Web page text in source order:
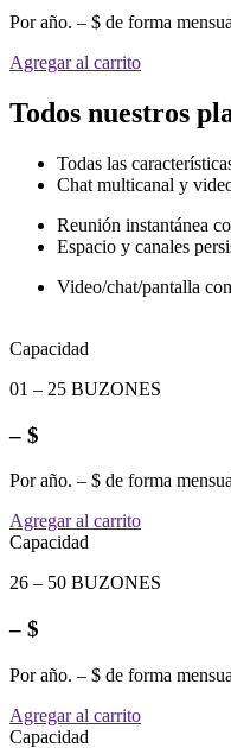
Por año. – $ de forma
Agregar al carrito
Todos nuestros
Todas las
Chat multicanal y
Reunión instantánea
Espacio y canales
Video/chat/pantalla
Capacidad
01 – 25 BUZONES
– $
Por año. – $ de forma
Agregar al carrito
Capacidad
26 – 50 BUZONES
– $
Por año. – $ de forma
Agregar al carrito
Capacidad